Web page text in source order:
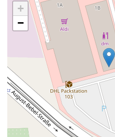
+
−